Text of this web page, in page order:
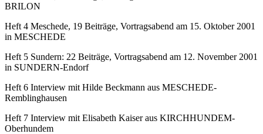
BRILON
Heft 4 Meschede, 19 Beiträge, Vortragsabend am 15. Oktober 2001
in MESCHEDE
Heft 5 Sundern: 22 Beiträge, Vortragsabend am 12. November 2001
in SUNDERN-Endorf
Heft 6 Interview mit Hilde Beckmann aus MESCHEDE-
Remblinghausen
Heft 7 Interview mit Elisabeth Kaiser aus KIRCHHUNDEM-
Oberhundem